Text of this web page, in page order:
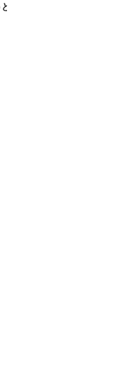
1個もらえる/麦茶